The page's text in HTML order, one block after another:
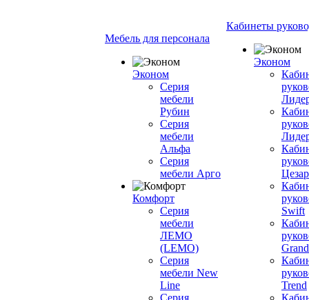
Мебель для персонала
Эконом
Серия
мебели
Рубин
Серия
мебели
Альфа
Серия
мебели Арго
Комфорт
Серия
мебели
ЛЕМО
(LEMO)
Серия
мебели New
Line
Серия
Кабинеты
Эконом
Swift
Grand
Trend